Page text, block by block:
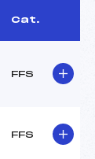
Cat.
FFS
FFS